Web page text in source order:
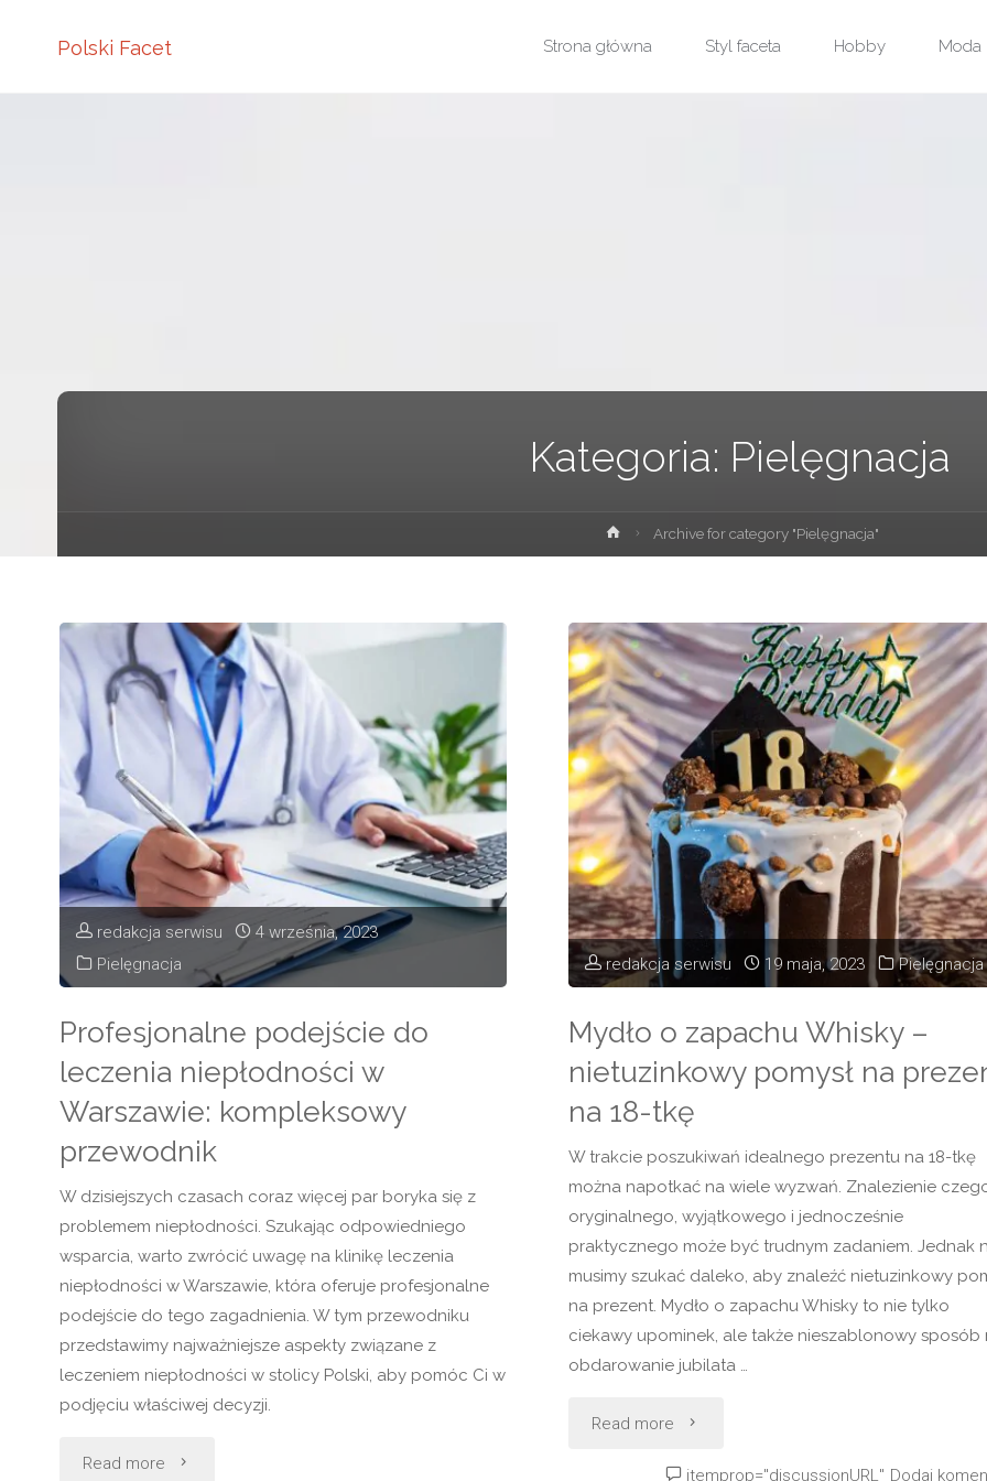
Polski Facet Strona główna Styl faceta Hobby Moda
Kategoria: Pielęgnacja
Strona
główna
Archive for category "Pielęgnacja"
redakcja serwisu
4 września, 2023
Pielęgnacja
Profesjonalne podejście do
leczenia niepłodności w
Warszawie: kompleksowy
przewodnik
W dzisiejszych czasach coraz więcej par boryka się z
problemem niepłodności. Szukając odpowiedniego
wsparcia, warto zwrócić uwagę na klinikę leczenia
niepłodności w Warszawie, która oferuje profesjonalne
podejście do tego zagadnienia. W tym przewodniku
przedstawimy najważniejsze aspekty związane z
leczeniem niepłodności w stolicy Polski, aby pomóc Ci w
podjęciu właściwej decyzji.
Read more "Profesjonalne
redakcja serwisu 19 maja, 2023 Pielęgnacja
Mydło o zapachu Whisky –
nietuzinkowy pomysł na
na 18-tkę
W trakcie poszukiwań idealnego prezentu na 18-tkę
można napotkać na wiele wyzwań. Znalezienie
oryginalnego, wyjątkowego i jednocześnie
praktycznego może być trudnym zadaniem. Jednak
musimy szukać daleko, aby znaleźć nietuzinkowy
na prezent. Mydło o zapachu Whisky to nie tylko
ciekawy upominek, ale także nieszablonowy sposób
obdarowanie jubilata …
Read more "Mydło
oitemprop="discussionURL" Dodaj